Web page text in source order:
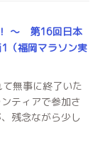
〜 第16回日本
福岡マラソン実
無事に終了いた
ティアで参加さ
残念ながら少し